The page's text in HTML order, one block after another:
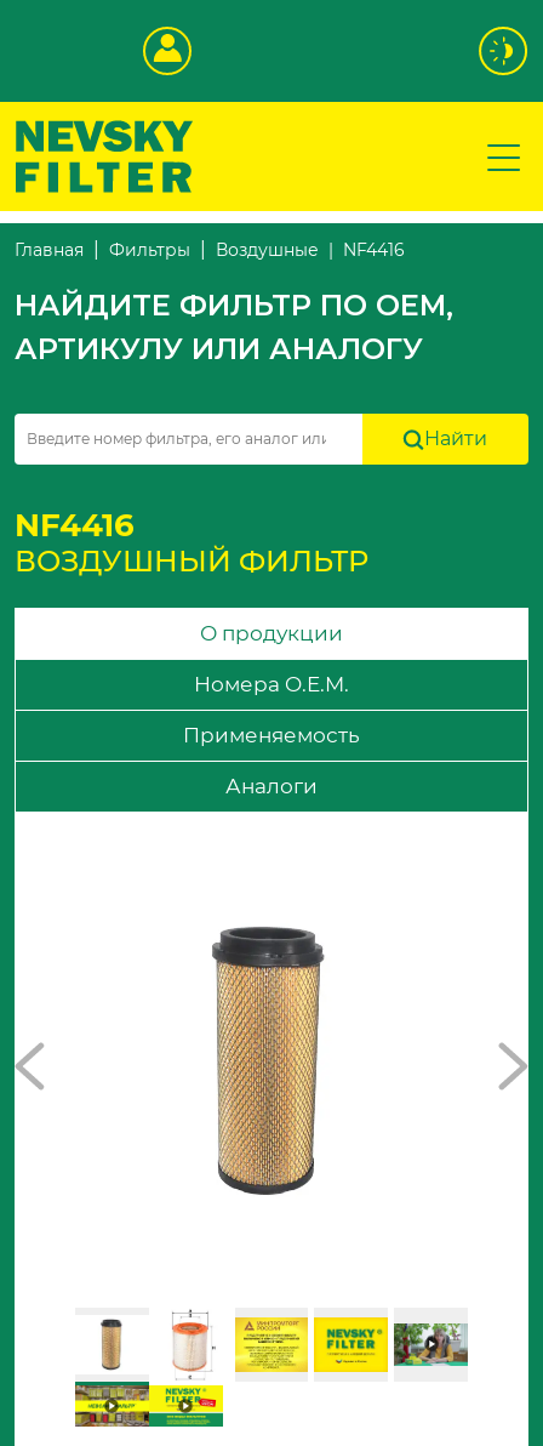
Главная Фильтры Воздушные NF4416
НАЙДИТЕ ФИЛЬТР ПО OEM,
АРТИКУЛУ ИЛИ АНАЛОГУ
Найти
NF4416
ВОЗДУШНЫЙ ФИЛЬТР
О продукции
Номера O.E.M.
Применяемость
Аналоги